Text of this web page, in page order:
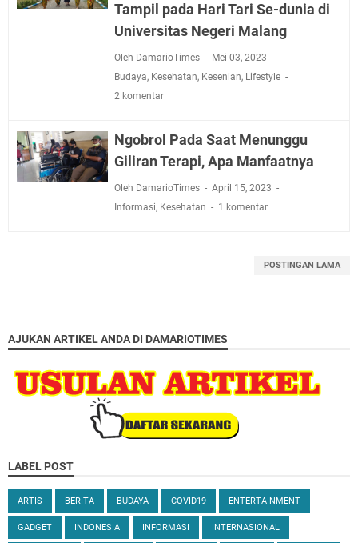
Tampil pada Hari Tari Se-dunia di
Universitas Negeri Malang
Oleh DamarioTimes
Mei 03, 2023
Budaya, Kesehatan, Kesenian, Lifestyle
2 komentar
Ngobrol Pada Saat Menunggu
Giliran Terapi, Apa Manfaatnya
Oleh DamarioTimes
April 15, 2023
Informasi, Kesehatan 1 komentar
POSTINGAN LAMA
AJUKAN ARTIKEL ANDA DI DAMARIOTIMES
LABEL POST
ARTIS BERITA BUDAYA COVID19 ENTERTAINMENT
GADGET INDONESIA INFORMASI INTERNASIONAL